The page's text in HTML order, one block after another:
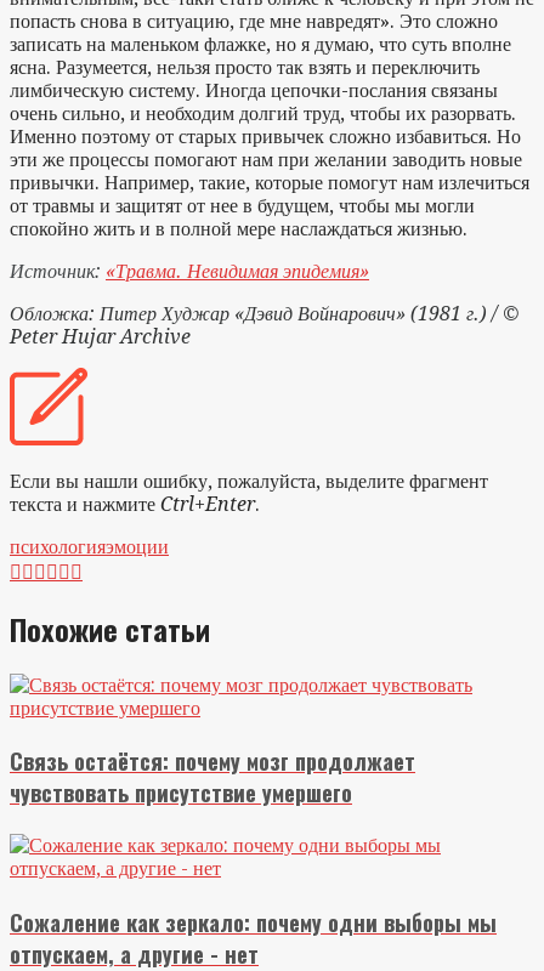
попасть снова в ситуацию, где мне навредят». Это сложно
записать на маленьком флажке, но я думаю, что суть вполне
ясна. Разумеется, нельзя просто так взять и переключить
лимбическую систему. Иногда цепочки-послания связаны
очень сильно, и необходим долгий труд, чтобы их разорвать.
Именно поэтому от старых привычек сложно избавиться. Но
эти же процессы помогают нам при желании заводить новые
привычки. Например, такие, которые помогут нам излечиться
от травмы и защитят от нее в будущем, чтобы мы могли
спокойно жить и в полной мере наслаждаться жизнью.
Источник: «Травма. Невидимая эпидемия»
Обложка: Питер Худжар «Дэвид Войнарович» (1981 г.) / ©
Peter Hujar Archive
Если вы нашли ошибку, пожалуйста, выделите фрагмент
текста и нажмите Ctrl+Enter.
психологияэмоции

Похожие статьи
Связь остаётся: почему мозг продолжает
чувствовать присутствие умершего
Сожаление как зеркало: почему одни выборы мы
отпускаем, а другие - нет